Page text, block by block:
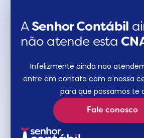
A Senhor Contábil
não atende esta
Infelizmente ainda não
entre em contato com a nossa
para que possamos te
Fale conosco